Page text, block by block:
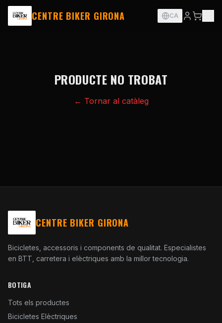
CENTRE BIKER GIRONA CA
PRODUCTE NO TROBAT
← Tornar al catàleg
CENTRE BIKER GIRONA
Bicicletes, accessoris i components de qualitat. Especialistes
en BTT, carretera i elèctriques amb la millor tecnologia.
BOTIGA
Tots els productes
Bicicletes Elèctriques